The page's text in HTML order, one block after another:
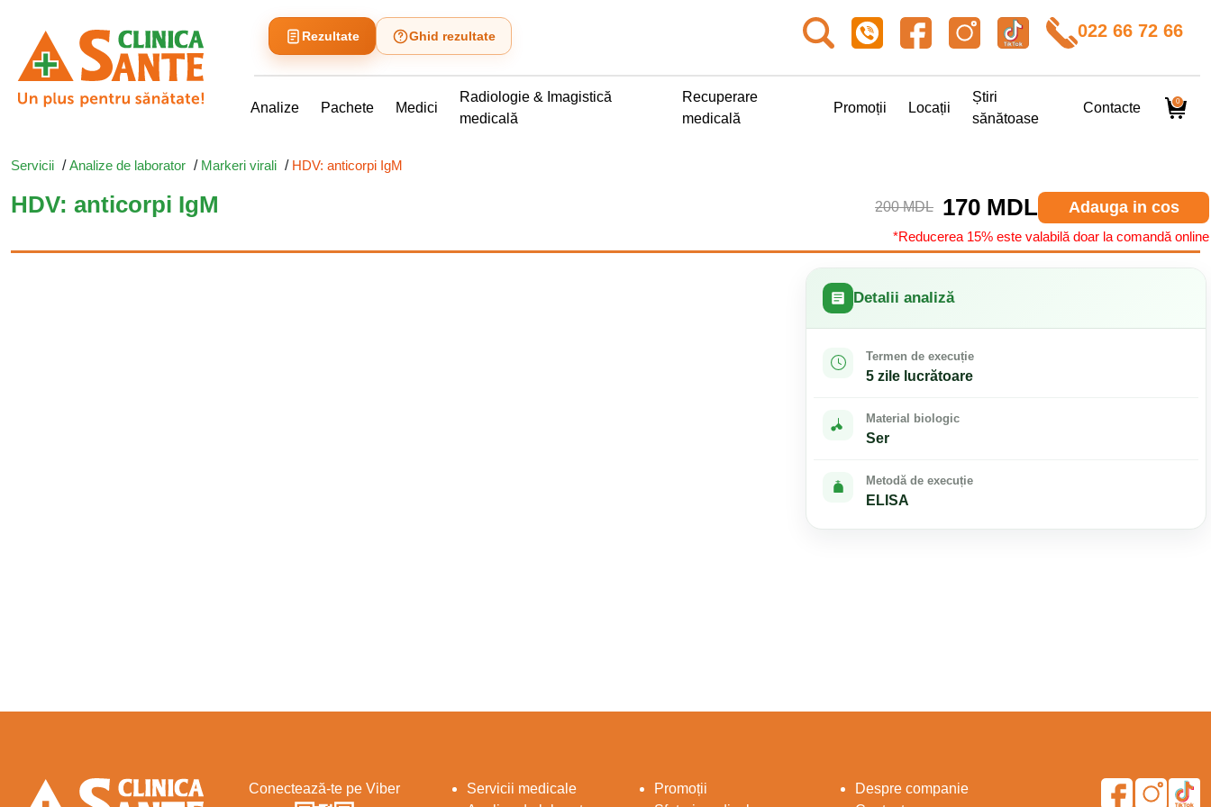
Rezultate Ghid rezultate 022 66 72 66
Analize Pachete Medici
Radiologie & Imagistică
medicală
Recuperare
medicală
Promoții Locații
Știri
sănătoase
Contacte 0
Servicii /Analize de laborator / Markeri virali / HDV: anticorpi IgM
HDV: anticorpi IgM 200 MDL 170 MDL Adauga in cos
*Reducerea 15% este valabilă doar la comandă online
Detalii analiză
Termen de execuție
5 zile lucrătoare
Material biologic
Ser
Metodă de execuție
ELISA
Conectează-te pe Viber
Servicii medicale
Promoții
Despre companie